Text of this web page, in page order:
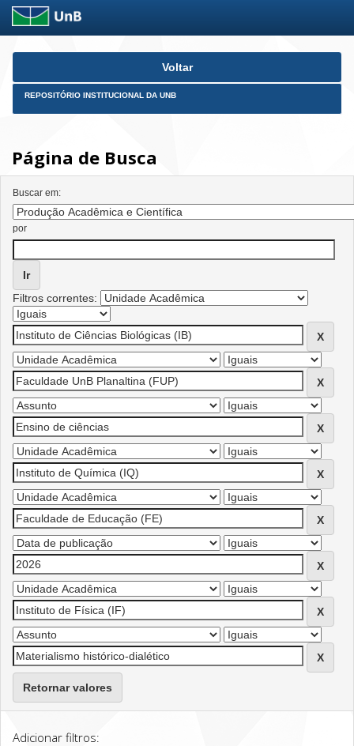
Skip
Voltar
REPOSITÓRIO INSTITUCIONAL DA UNB
Página de Busca
Buscar em:
por
Filtros correntes:
Retornar valores
Adicionar filtros: